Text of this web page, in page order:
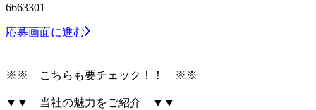
6663301
応募画面に進む
※※ こちらも要チェック！！ ※※
▼▼ 当社の魅力をご紹介 ▼▼